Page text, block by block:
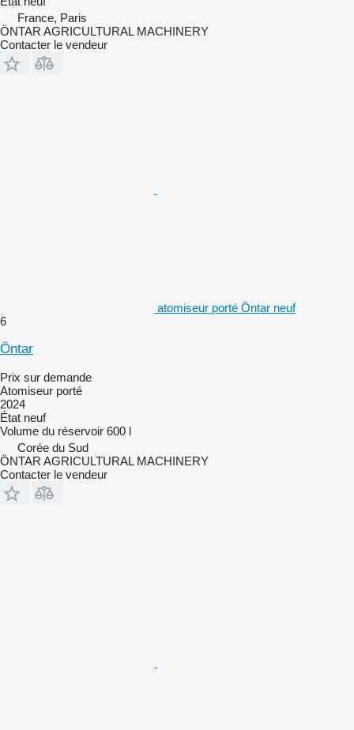
France, Paris
ÖNTAR AGRICULTURAL MACHINERY
Contacter le vendeur
atomiseur porté Öntar neuf
6
Öntar
Prix sur demande
Atomiseur porté
2024
État neuf
Volume du réservoir 600 l
Corée du Sud
ÖNTAR AGRICULTURAL MACHINERY
Contacter le vendeur